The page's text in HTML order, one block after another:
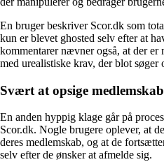
En bruger beskriver Scor.dk som
kun er blevet ghosted selv efter at
kommentarer nævner også, at der
med urealistiske krav, der blot
Svært at opsige medlemskab
En anden hyppig klage går på
Scor.dk. Nogle brugere oplever, at
deres medlemskab, og at de
selv efter de ønsker at afmelde sig.